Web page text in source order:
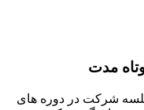
مدت
کوتاه مدت نیازی به 100 جلسه شرکت در دوره های